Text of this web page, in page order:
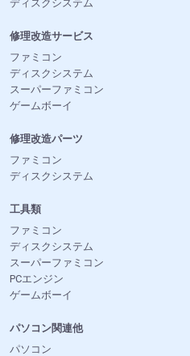
ディスクシステム
修理改造サービス
ファミコン
ディスクシステム
スーパーファミコン
ゲームボーイ
修理改造パーツ
ファミコン
ディスクシステム
工具類
ファミコン
ディスクシステム
スーパーファミコン
PCエンジン
ゲームボーイ
パソコン関連他
パソコン